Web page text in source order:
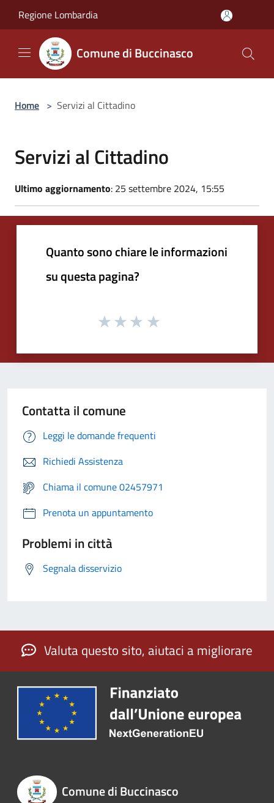
Regione Lombardia
Comune di Buccinasco
Home > Servizi al Cittadino
Servizi al Cittadino
Ultimo aggiornamento: 25 settembre 2024, 15:55
Quanto sono chiare le informazioni
su questa pagina?
Contatta il comune
Leggi le domande frequenti
Richiedi Assistenza
Chiama il comune 02457971
Prenota un appuntamento
Problemi in città
Segnala disservizio
Valuta questo sito, aiutaci a migliorare
Comune di Buccinasco